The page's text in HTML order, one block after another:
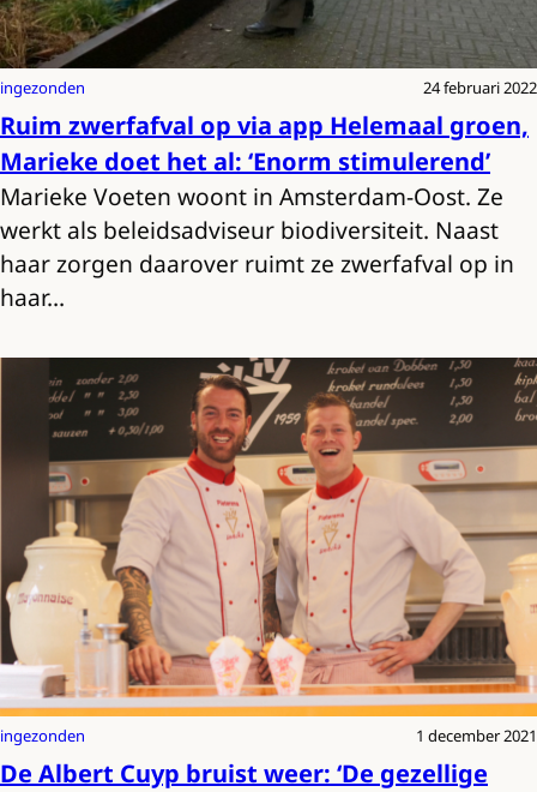
ingezonden 24 februari 2022
Ruim zwerfafval op via app Helemaal groen,
Marieke doet het al: ‘Enorm stimulerend’
Marieke Voeten woont in Amsterdam-Oost. Ze
werkt als beleidsadviseur biodiversiteit. Naast
haar zorgen daarover ruimt ze zwerfafval op in
haar…
ingezonden 1 december 2021
De Albert Cuyp bruist weer: ‘De gezellige